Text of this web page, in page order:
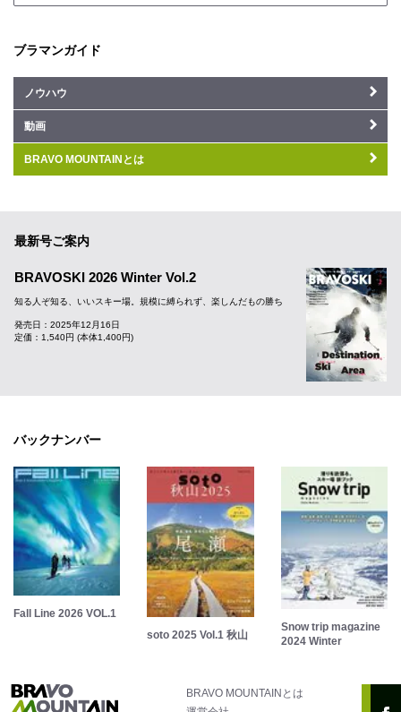
ブラマンガイド
ノウハウ
動画
BRAVO MOUNTAINとは
最新号ご案内
BRAVOSKI 2026 Winter Vol.2
知る人ぞ知る、いいスキー場。規模に縛られず、楽しんだもの勝ち
発売日：2025年12月16日
定価：1,540円 (本体1,400円)
バックナンバー
Fall Line 2026 VOL.1
soto 2025 Vol.1 秋山
Snow trip magazine
2024 Winter
BRAVO MOUNTAINとは